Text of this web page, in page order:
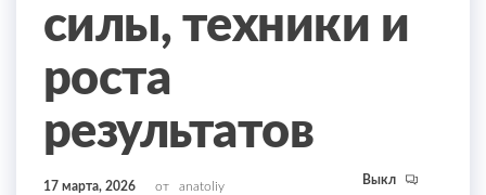
силы, техники и
роста
результатов
17 марта, 2026 от anatoliy Выкл